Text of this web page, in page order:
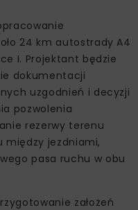
24 km autostrady A4
I. Projektant będzie
dokumentacji
uzgodnień i decyzji
pozwolenia
rezerwy terenu
między jezdniami,
pasa ruchu w obu
założeń